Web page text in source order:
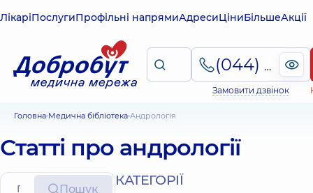
ЛікаріПослугиПрофільні напрямиАдресиЦіниБільшеАкції
(044) 495-2-888
Замовити дзвінок
Головна Медична бібліотека Андрологія
Статті про андрології
Пошук
КАТЕГОРІЇ